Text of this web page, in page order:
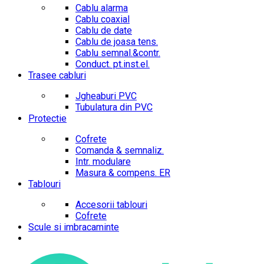
Cablu alarma
Cablu coaxial
Cablu de date
Cablu de joasa tens.
Cablu semnal.&contr.
Conduct. pt.inst.el.
Trasee cabluri
Jgheaburi PVC
Tubulatura din PVC
Protectie
Cofrete
Comanda & semnaliz.
Intr. modulare
Masura & compens. ER
Tablouri
Accesorii tablouri
Cofrete
Scule si imbracaminte